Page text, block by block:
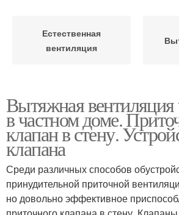
Естественная
вентиляция
Приточная вентиляция
Вентиляции в стене
Вытяжная вентиляция
в частном доме.
клапан в стену.
клапана
Среди различных способов
принудительной приточной
но довольно эффективное